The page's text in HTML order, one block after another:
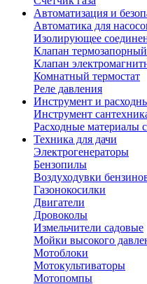
Автоматизация и
Автоматика для
Изолирующее
Клапан термозапорный
Клапан
Комнатный термостат
Реле давления
Инструмент и
Инструмент
Расходные материалы
Техника для дачи
Электрогенераторы
Бензопилы
Воздуходувки
Газонокосилки
Двигатели
Дровоколы
Измельчители садовые
Мойки высокого
Мотоблоки
Мотокультиваторы
Мотопомпы